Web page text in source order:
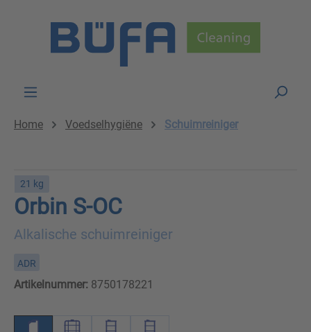
Home Voedselhygiëne Schuimreiniger
21 kg
Orbin S-OC
Alkalische schuimreiniger
ADR
Artikelnummer: 8750178221